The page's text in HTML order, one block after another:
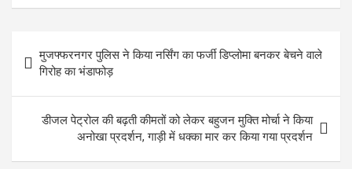
navigation
मुजफ्फरनगर पुलिस ने किया नर्सिंग का फर्जी डिप्लोमा बनकर बेचने वाले
गिरोह का भंडाफोड़
डीजल पेट्रोल की बढ़ती कीमतों को लेकर बहुजन मुक्ति मोर्चा ने किया
अनोखा प्रदर्शन, गाड़ी में धक्का मार कर किया गया प्रदर्शन